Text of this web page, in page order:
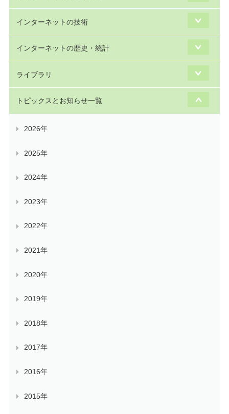
インターネットの技術
インターネットの歴史・統計
ライブラリ
トピックスとお知らせ一覧
2026年
2025年
2024年
2023年
2022年
2021年
2020年
2019年
2018年
2017年
2016年
2015年